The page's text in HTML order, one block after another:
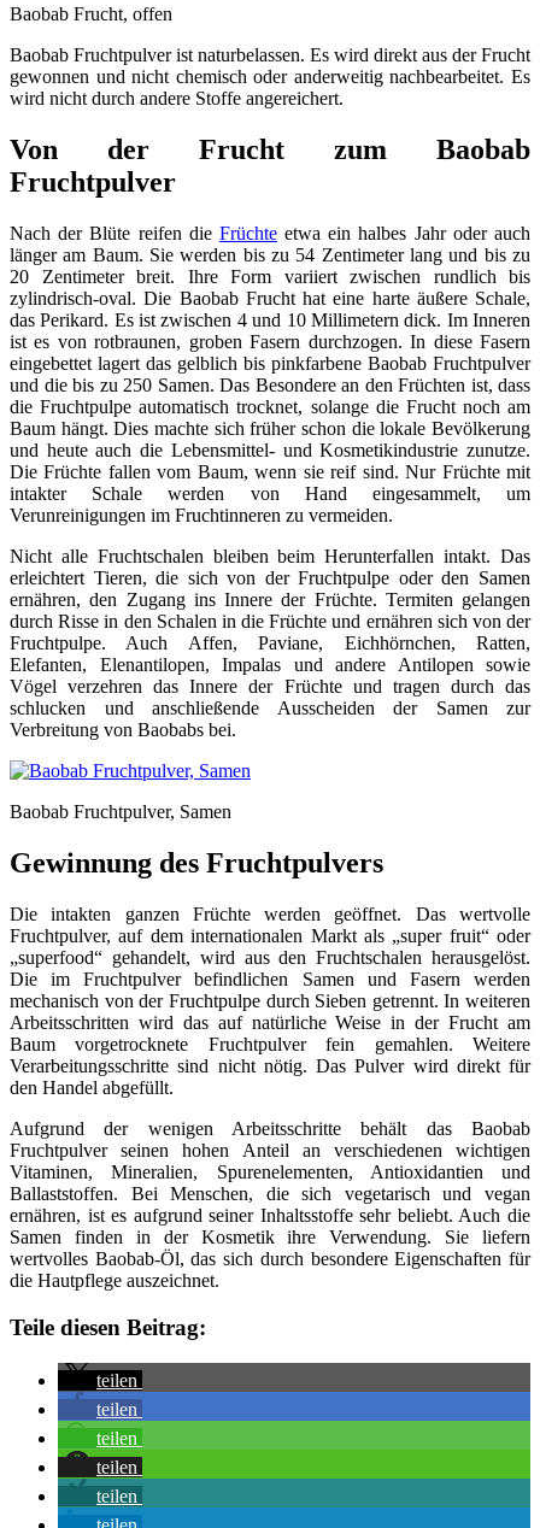
Baobab Frucht, offen
Baobab Fruchtpulver ist naturbelassen. Es wird direkt aus der Frucht
gewonnen und nicht chemisch oder anderweitig nachbearbeitet. Es
wird nicht durch andere Stoffe angereichert.
Von der Frucht zum Baobab
Fruchtpulver
Nach der Blüte reifen die Früchteetwa ein halbes Jahr oder auch
länger am Baum. Sie werden bis zu 54 Zentimeter lang und bis zu
20 Zentimeter breit. Ihre Form variiert zwischen rundlich bis
zylindrisch-oval. Die Baobab Frucht hat eine harte äußere Schale,
das Perikard. Es ist zwischen 4 und 10 Millimetern dick. Im Inneren
ist es von rotbraunen, groben Fasern durchzogen. In diese Fasern
eingebettet lagert das gelblich bis pinkfarbene Baobab Fruchtpulver
und die bis zu 250 Samen. Das Besondere an den Früchten ist, dass
die Fruchtpulpe automatisch trocknet, solange die Frucht noch am
Baum hängt. Dies machte sich früher schon die lokale Bevölkerung
und heute auch die Lebensmittel- und Kosmetikindustrie zunutze.
Die Früchte fallen vom Baum, wenn sie reif sind. Nur Früchte mit
intakter Schale werden von Hand eingesammelt, um
Verunreinigungen im Fruchtinneren zu vermeiden.
Nicht alle Fruchtschalen bleiben beim Herunterfallen intakt. Das
erleichtert Tieren, die sich von der Fruchtpulpe oder den Samen
ernähren, den Zugang ins Innere der Früchte. Termiten gelangen
durch Risse in den Schalen in die Früchte und ernähren sich von der
Fruchtpulpe. Auch Affen, Paviane, Eichhörnchen, Ratten,
Elefanten, Elenantilopen, Impalas und andere Antilopen sowie
Vögel verzehren das Innere der Früchte und tragen durch das
schlucken und anschließende Ausscheiden der Samen zur
Verbreitung von Baobabs bei.
Baobab Fruchtpulver, Samen
Gewinnung des Fruchtpulvers
Die intakten ganzen Früchte werden geöffnet. Das wertvolle
Fruchtpulver, auf dem internationalen Markt als „super fruit“ oder
„superfood“ gehandelt, wird aus den Fruchtschalen herausgelöst.
Die im Fruchtpulver befindlichen Samen und Fasern werden
mechanisch von der Fruchtpulpe durch Sieben getrennt. In weiteren
Arbeitsschritten wird das auf natürliche Weise in der Frucht am
Baum vorgetrocknete Fruchtpulver fein gemahlen. Weitere
Verarbeitungsschritte sind nicht nötig. Das Pulver wird direkt für
den Handel abgefüllt.
Aufgrund der wenigen Arbeitsschritte behält das Baobab
Fruchtpulver seinen hohen Anteil an verschiedenen wichtigen
Vitaminen, Mineralien, Spurenelementen, Antioxidantien und
Ballaststoffen. Bei Menschen, die sich vegetarisch und vegan
ernähren, ist es aufgrund seiner Inhaltsstoffe sehr beliebt. Auch die
Samen finden in der Kosmetik ihre Verwendung. Sie liefern
wertvolles Baobab-Öl, das sich durch besondere Eigenschaften für
die Hautpflege auszeichnet.
Teile diesen Beitrag:
teilen
teilen
teilen
teilen
teilen